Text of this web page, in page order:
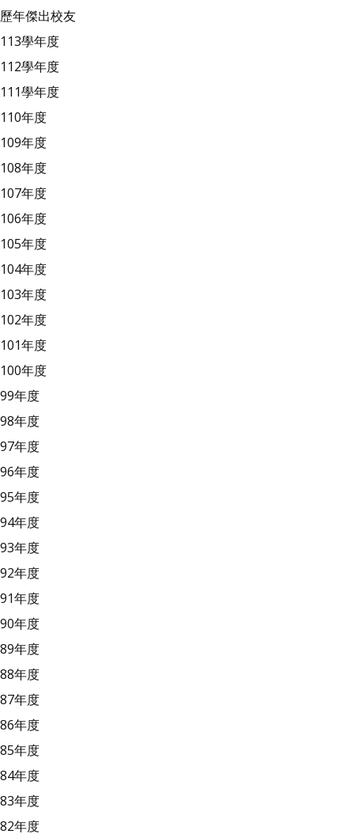
歷年傑出校友
113學年度
112學年度
111學年度
110年度
109年度
108年度
107年度
106年度
105年度
104年度
103年度
102年度
101年度
100年度
99年度
98年度
97年度
96年度
95年度
94年度
93年度
92年度
91年度
90年度
89年度
88年度
87年度
86年度
85年度
84年度
83年度
82年度